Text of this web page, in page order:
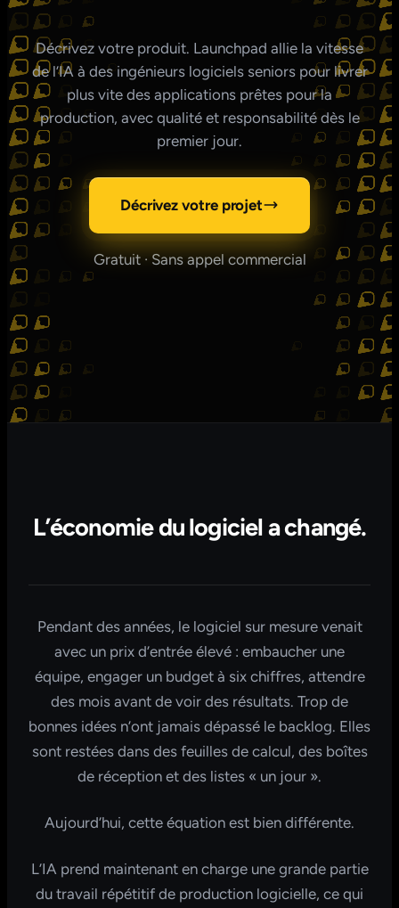
Décrivez votre produit. Launchpad allie la vitesse
de l’IA à des ingénieurs logiciels seniors pour livrer
plus vite des applications prêtes pour la
production, avec qualité et responsabilité dès le
premier jour.
Décrivez votre projet
Gratuit · Sans appel commercial
L’économie du logiciel a changé.
Pendant des années, le logiciel sur mesure venait
avec un prix d’entrée élevé : embaucher une
équipe, engager un budget à six chiffres, attendre
des mois avant de voir des résultats. Trop de
bonnes idées n’ont jamais dépassé le backlog. Elles
sont restées dans des feuilles de calcul, des boîtes
de réception et des listes « un jour ».
Aujourd’hui, cette équation est bien différente.
L’IA prend maintenant en charge une grande partie
du travail répétitif de production logicielle, ce qui